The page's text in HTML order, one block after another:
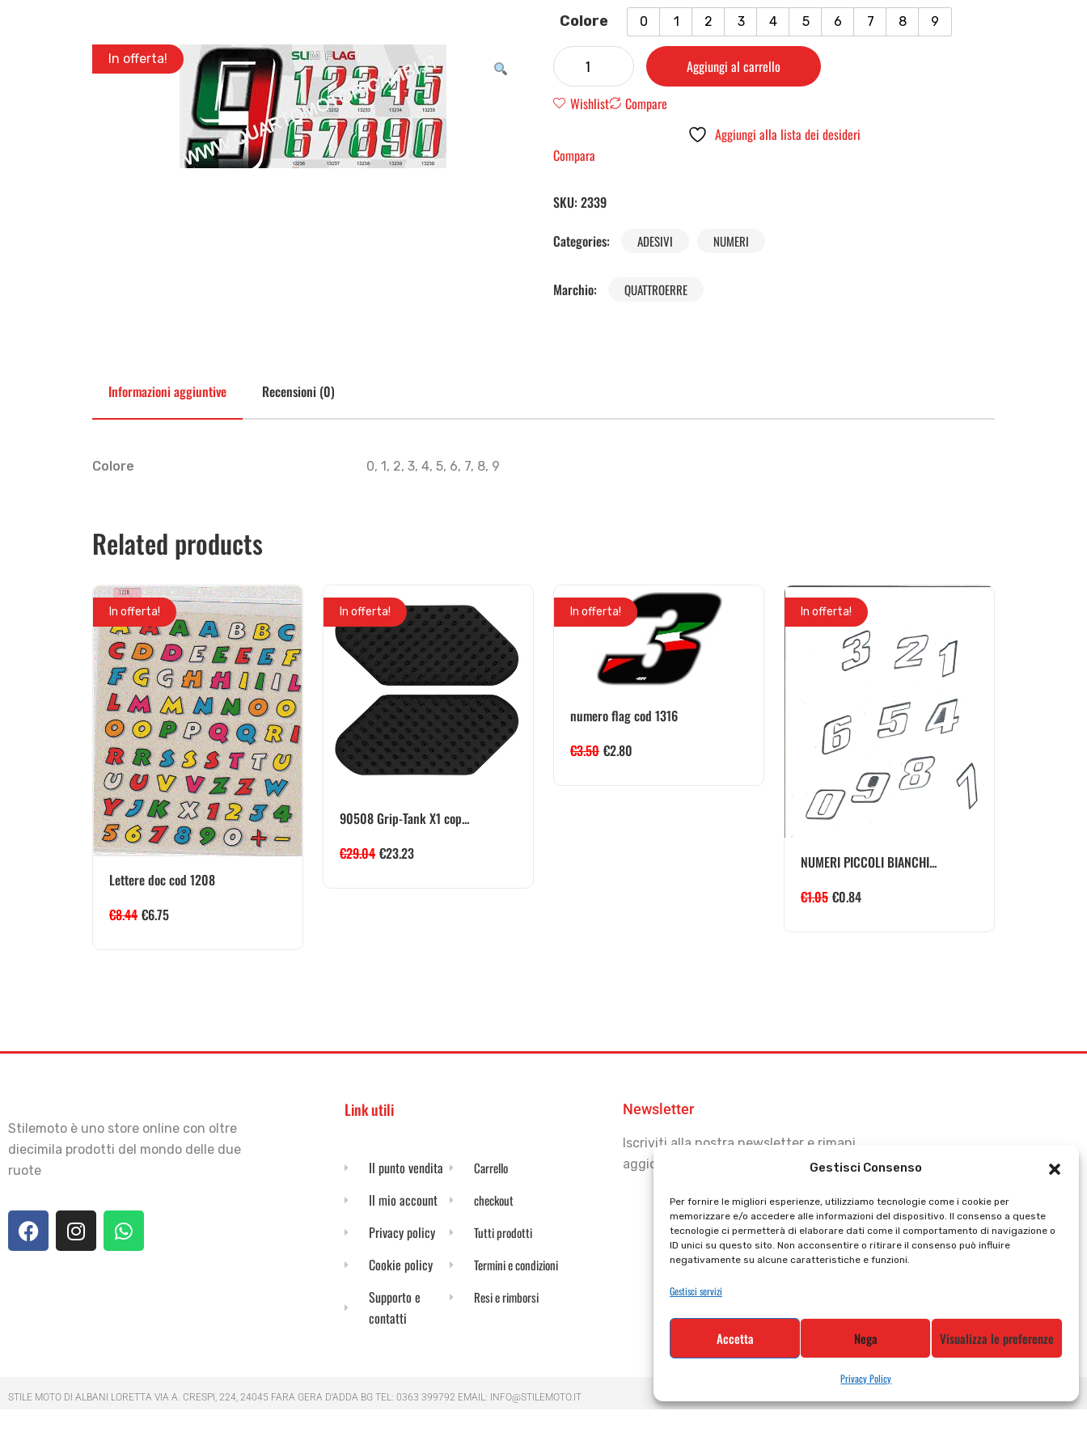
Gestisci Consenso
Per fornire le migliori esperienze, utilizziamo tecnologie come i cookie per
memorizzare e/o accedere alle informazioni del dispositivo. Il consenso a queste
tecnologie ci permetterà di elaborare dati come il comportamento di navigazione o
ID unici su questo sito. Non acconsentire o ritirare il consenso può influire
negativamente su alcune caratteristiche e funzioni.
Gestisci servizi
Accetta Nega Visualizza le preferenze
Privacy Policy
In offerta!
Colore 0 1 2 3 4 5 6 7 8 9
Aggiungi al carrello
Wishlist
Compare
Aggiungi alla lista dei desideri
Compara
SKU: 2339
Categories:
ADESIVI NUMERI
Marchio: QUATTROERRE
Informazioni aggiuntive Recensioni (0)
Colore 0, 1, 2, 3, 4, 5, 6, 7, 8, 9
Related products
In offerta!
Lettere doc cod 1208
€8.44 €6.75
In offerta!
90508 Grip-Tank X1 cop...
€29.04 €23.23
In offerta!
numero flag cod 1316
€3.50 €2.80
In offerta!
NUMERI PICCOLI BIANCHI...
€1.05 €0.84
Stilemoto è uno store online con oltre
diecimila prodotti del mondo delle due
ruote
Link utili
Il punto vendita
Il mio account
Privacy policy
Cookie policy
Supporto e
contatti
Carrello
checkout
Tutti prodotti
Termini e condizioni
Resi e rimborsi
Newsletter
Iscriviti alla nostra newsletter e rimani
aggiornato
STILE MOTO DI ALBANI LORETTA VIA A. CRESPI, 224, 24045 FARA GERA D’ADDA BG TEL: 0363 399792 EMAIL: INFO@STILEMOTO.IT